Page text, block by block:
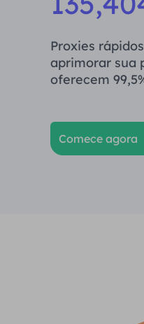
Proxies
aprimorar sua
oferecem
Comece agora